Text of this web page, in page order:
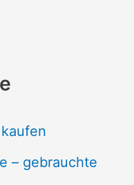
– gebrauchte